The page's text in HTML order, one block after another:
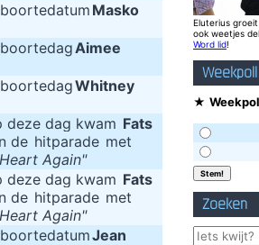
it otherwise
~ George Michael
there, play what's not there.
~ Miles Davis
luisteren en doen wat ik zeg. Zij moeten
vooral niet zeuren
Gone Is Important To A Jazz Musician
Folks Singing In The Moonlight In The Back
Night Or Something Said Long Ago~ Louis
Armstrong
love? I really need to learn.
~ Bee Gees
Masko
Aimee
Whitney
deze dag kwam Fats
de hitparade met
Again"
deze dag kwam Fats
de hitparade met
Again"
Jean
Eluterius
ook weetjes
Word lid!
Weekpoll
★
Zoeken